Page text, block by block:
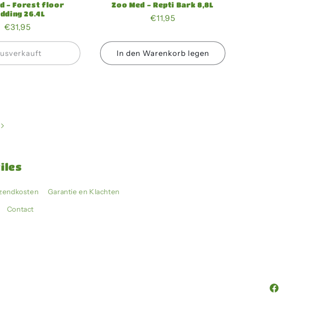
- Forest floor
26.4L
Normaler
Preis
€31,95
Zoo Med - Repti Bark 8,8L
Normaler
€11,95
In den Warenkorb legen
Garantie en Klachten
Contact
Facebook